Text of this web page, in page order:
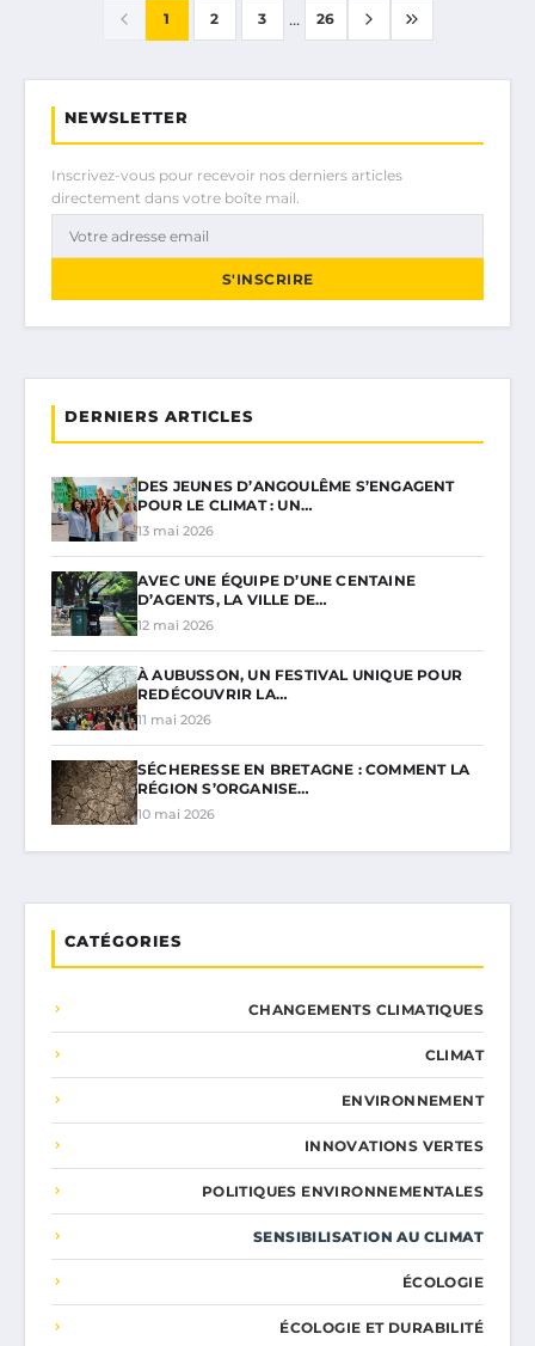
1 2 3 ... 26
NEWSLETTER
Inscrivez-vous pour recevoir nos derniers articles
directement dans votre boîte mail.
S'INSCRIRE
DERNIERS ARTICLES
DES JEUNES D’ANGOULÊME S’ENGAGENT
POUR LE CLIMAT : UN…
13 mai 2026
AVEC UNE ÉQUIPE D’UNE CENTAINE
D’AGENTS, LA VILLE DE…
12 mai 2026
À AUBUSSON, UN FESTIVAL UNIQUE POUR
REDÉCOUVRIR LA…
11 mai 2026
SÉCHERESSE EN BRETAGNE : COMMENT LA
RÉGION S’ORGANISE…
10 mai 2026
CATÉGORIES
CHANGEMENTS CLIMATIQUES
CLIMAT
ENVIRONNEMENT
INNOVATIONS VERTES
POLITIQUES ENVIRONNEMENTALES
SENSIBILISATION AU CLIMAT
ÉCOLOGIE
ÉCOLOGIE ET DURABILITÉ